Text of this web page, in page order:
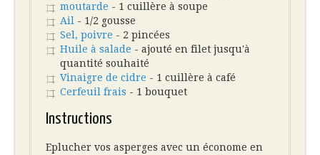
moutarde - 1 cuillère à soupe
Ail - 1/2 gousse
Sel, poivre - 2 pincées
Huile à salade - ajouté en filet jusqu'à
quantité souhaité
Vinaigre de cidre - 1 cuillère à café
Cerfeuil frais - 1 bouquet
Instructions
Eplucher vos asperges avec un économe en